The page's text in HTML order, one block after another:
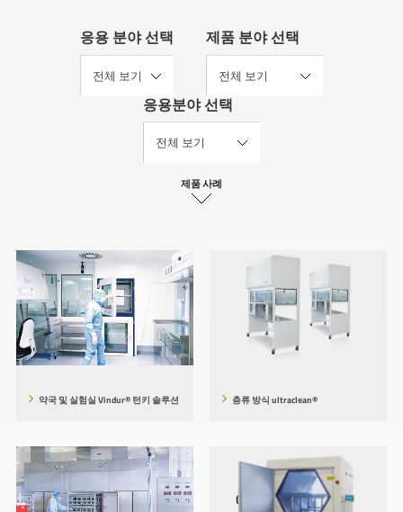
응용 분야 선택 제품 분야 선택
응용분야 선택
제품 사례
약국 및 실험실 Vindur® 턴키 솔루션 층류 방식 ultraclean®